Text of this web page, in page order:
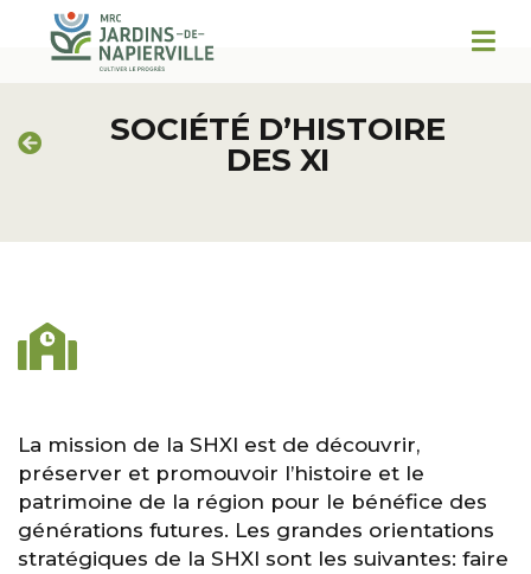
SOCIÉTÉ D’HISTOIRE
DES XI
La mission de la SHXI est de découvrir,
préserver et promouvoir l’histoire et le
patrimoine de la région pour le bénéfice des
générations futures. Les grandes orientations
stratégiques de la SHXI sont les suivantes: faire